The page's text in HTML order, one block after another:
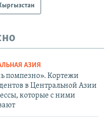
АЗИЯ
помпезно». Кортежи
в Центральной Азии
которые с ними